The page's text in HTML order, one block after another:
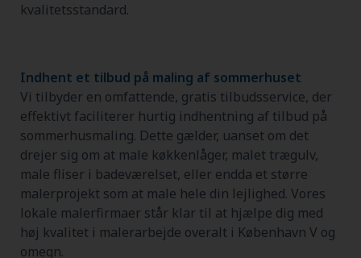
kvalitetsstandard.
Indhent et tilbud på maling af sommerhuset
Vi tilbyder en omfattende, gratis tilbudsservice, der
effektivt faciliterer hurtig indhentning af tilbud på
sommerhusmaling. Dette gælder, uanset om det
drejer sig om at male køkkenlåger, malet trægulv,
male fliser i badeværelset, eller endda et større
malerprojekt som at male hele din lejlighed. Vores
lokale malerfirmaer står klar til at hjælpe dig med
høj kvalitet i malerarbejde overalt i København V og
omegn.